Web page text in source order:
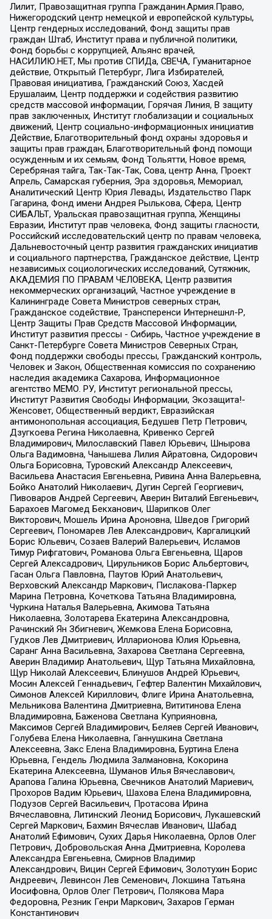
Лилит, Правозащитная группа Гражданин.Армия.Право,
Нижегородский центр немецкой и европейской культуры,
Центр гендерных исследований, Фонд защиты прав
граждан Штаб, Институт права и публичной политики,
Фонд борьбы с коррупцией, Альянс врачей,
НАСИЛИЮ.НЕТ, Мы против СПИДа, СВЕЧА, Гуманитарное
действие, Открытый Петербург, Лига Избирателей,
Правовая инициатива, Гражданский Союз, Хасдей
Ерушалаим, Центр поддержки и содействия развитию
средств массовой информации, Горячая Линия, В защиту
прав заключенных, Институт глобализации и социальных
движений, Центр социально-информационных инициатив
Действие, Благотворительный фонд охраны здоровья и
защиты прав граждан, Благотворительный фонд помощи
осужденным и их семьям, Фонд Тольятти, Новое время,
Серебряная тайга, Так-Так-Так, Сова, центр Анна, Проект
Апрель, Самарская губерния, Эра здоровья, Мемориал,
Аналитический Центр Юрия Левады, Издательство Парк
Гагарина, Фонд имени Андрея Рылькова, Сфера, Центр
СИБАЛЬТ, Уральская правозащитная группа, Женщины
Евразии, Институт прав человека, Фонд защиты гласности,
Российский исследовательский центр по правам человека,
Дальневосточный центр развития гражданских инициатив
и социального партнерства, Гражданское действие, Центр
независимых социологических исследований, Сутяжник,
АКАДЕМИЯ ПО ПРАВАМ ЧЕЛОВЕКА, Центр развития
некоммерческих организаций, Частное учреждение в
Калининграде Совета Министров северных стран,
Гражданское содействие, Трансперенси Интернешнл-Р,
Центр Защиты Прав Средств Массовой Информации,
Институт развития прессы - Сибирь, Частное учреждение в
Санкт-Петербурге Совета Министров Северных Стран,
Фонд поддержки свободы прессы, Гражданский контроль,
Человек и Закон, Общественная комиссия по сохранению
наследия академика Сахарова, Информационное
агентство МЕМО. РУ, Институт региональной прессы,
Институт Развития Свободы Информации, Экозащита!-
Женсовет, Общественный вердикт, Евразийская
антимонопольная ассоциация, Бедушев Петр Петрович,
Дзугкоева Регина Николаевна, Кривенко Сергей
Владимирович, Милославский Павел Юрьевич, Шнырова
Ольга Вадимовна, Чанышева Лилия Айратовна, Сидорович
Ольга Борисовна, Туровский Александр Алексеевич,
Васильева Анастасия Евгеньевна, Ривина Анна Валерьевна,
Бойко Анатолий Николаевич, Дугин Сергей Георгиевич,
Пивоваров Андрей Сергеевич, Аверин Виталий Евгеньевич,
Барахоев Магомед Бекханович, Шарипков Олег
Викторович, Мошель Ирина Ароновна, Шведов Григорий
Сергеевич, Пономарев Лев Александрович, Каргалицкий
Борис Юльевич, Созаев Валерий Валерьевич, Исламов
Тимур Рифгатович, Романова Ольга Евгеньевна, Щаров
Сергей Алексадрович, Цирульников Борис Альбертович,
Гасан Ольга Павловна, Паутов Юрий Анатольевич,
Верховский Александр Маркович, Пислакова-Паркер
Марина Петровна, Кочеткова Татьяна Владимировна,
Чуркина Наталья Валерьевна, Акимова Татьяна
Николаевна, Золотарева Екатерина Александровна,
Рачинский Ян Збигневич, Жемкова Елена Борисовна,
Гудков Лев Дмитриевич, Илларионова Юлия Юрьевна,
Саранг Анна Васильевна, Захарова Светлана Сергеевна,
Аверин Владимир Анатольевич, Щур Татьяна Михайловна,
Щур Николай Алексеевич, Блинушов Андрей Юрьевич,
Мосин Алексей Геннадьевич, Гефтер Валентин Михайлович,
Симонов Алексей Кириллович, Флиге Ирина Анатольевна,
Мельникова Валентина Дмитриевна, Вититинова Елена
Владимировна, Баженова Светлана Куприяновна,
Максимов Сергей Владимирович, Беляев Сергей Иванович,
Голубева Елена Николаевна, Ганнушкина Светлана
Алексеевна, Закс Елена Владимировна, Буртина Елена
Юрьевна, Гендель Людмила Залмановна, Кокорина
Екатерина Алексеевна, Шуманов Илья Вячеславович,
Арапова Галина Юрьевна, Свечников Анатолий Мариевич,
Прохоров Вадим Юрьевич, Шахова Елена Владимировна,
Подузов Сергей Васильевич, Протасова Ирина
Вячеславовна, Литинский Леонид Борисович, Лукашевский
Сергей Маркович, Бахмин Вячеслав Иванович, Шабад
Анатолий Ефимович, Сухих Дарья Николаевна, Орлов Олег
Петрович, Добровольская Анна Дмитриевна, Королева
Александра Евгеньевна, Смирнов Владимир
Александрович, Вицин Сергей Ефимович, Золотухин Борис
Андреевич, Левинсон Лев Семенович, Локшина Татьяна
Иосифовна, Орлов Олег Петрович, Полякова Мара
Федоровна, Резник Генри Маркович, Захаров Герман
Константинович